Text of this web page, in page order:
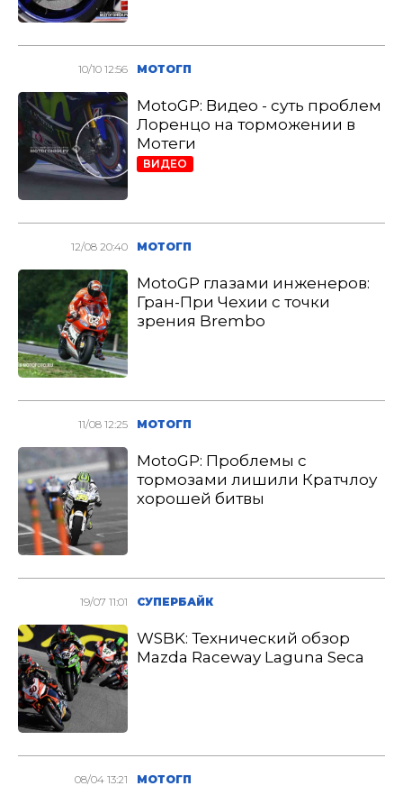
10/10 12:56 МОТОГП
MotoGP: Видео - суть проблем
Лоренцо на торможении в
Мотеги
ВИДЕО
12/08 20:40 МОТОГП
MotoGP глазами инженеров:
Гран-При Чехии с точки
зрения Brembo
11/08 12:25 МОТОГП
MotoGP: Проблемы с
тормозами лишили Кратчлоу
хорошей битвы
19/07 11:01 СУПЕРБАЙК
WSBK: Технический обзор
Mazda Raceway Laguna Seca
08/04 13:21 МОТОГП